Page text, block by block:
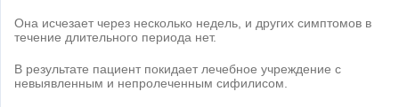
Она исчезает через несколько недель, и других симптомов в
течение длительного периода нет.
В результате пациент покидает лечебное учреждение с
невыявленным и непролеченным сифилисом.